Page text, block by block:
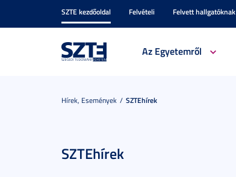
SZTE kezdőoldal Felvételi Felvett hallgatóknak
Az Egyetemről
Hírek, Események SZTEhírek
SZTEhírek